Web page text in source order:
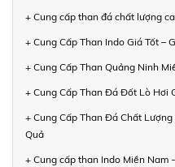
+ Cung cấp than đá chất lượng
+ Cung Cấp Than Indo Giá Tốt –
+ Cung Cấp Than Quảng Ninh
+ Cung Cấp Than Đá Đốt Lò Hơi
+ Cung Cấp Than Đá Chất
Quả
+ Cung cấp than Indo Miền Nam